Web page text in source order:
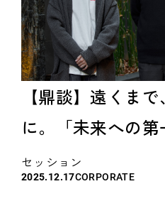
【鼎談】遠くま
に。「未来への
ドネーションの
侑弥氏（株式会社
セッション
2025.12.17CORPORATE